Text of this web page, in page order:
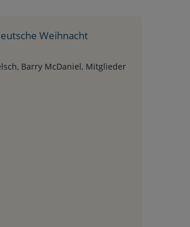
Weihnacht
Barry McDaniel, Mitglieder